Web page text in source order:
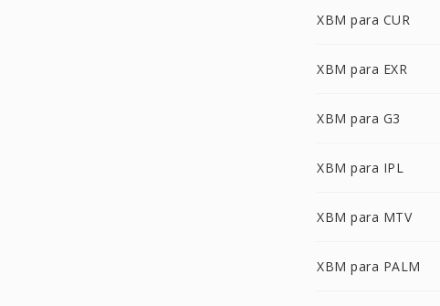
XBM para CUR
XBM para EXR
XBM para G3
XBM para IPL
XBM para MTV
XBM para PALM